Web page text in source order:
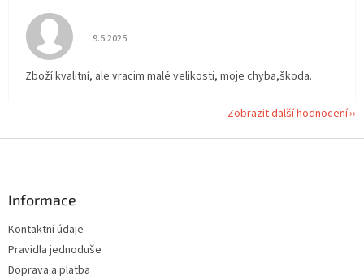
Hodnocení obchodu je 5 z 5 hvězdiček.
9.5.2025
Zboží kvalitní, ale vracim malé velikosti, moje chyba,škoda.
Zobrazit další hodnocení
Informace
Kontaktní údaje
Pravidla jednoduše
Doprava a platba